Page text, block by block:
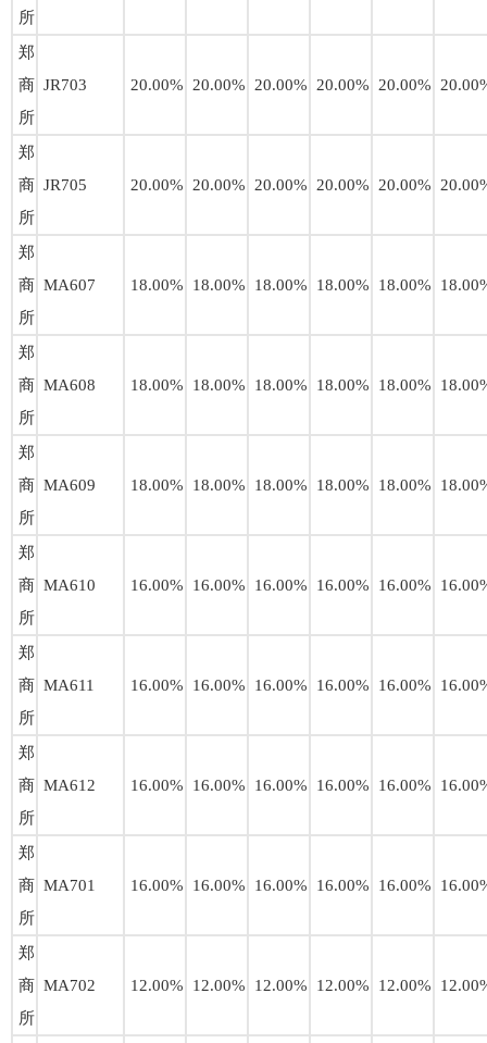
所
郑
商
所
JR703 20.00% 20.00% 20.00% 20.00% 20.00%
郑
商
所
JR705 20.00% 20.00% 20.00% 20.00% 20.00%
郑
商
所
MA607 18.00% 18.00% 18.00% 18.00% 18.00%
郑
商
所
MA608 18.00% 18.00% 18.00% 18.00% 18.00%
郑
商
所
MA609 18.00% 18.00% 18.00% 18.00% 18.00%
郑
商
所
MA610 16.00% 16.00% 16.00% 16.00% 16.00%
郑
商
所
MA611 16.00% 16.00% 16.00% 16.00% 16.00%
郑
商
所
MA612 16.00% 16.00% 16.00% 16.00% 16.00%
郑
商
所
MA701 16.00% 16.00% 16.00% 16.00% 16.00%
郑
商
所
MA702 12.00% 12.00% 12.00% 12.00% 12.00%